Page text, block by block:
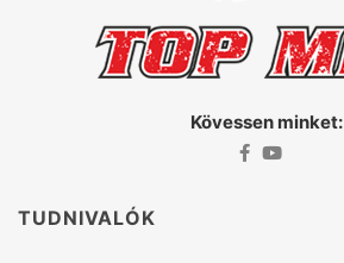
Kövessen minket:
TUDNIVALÓK